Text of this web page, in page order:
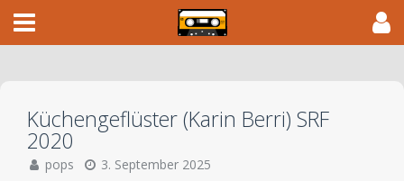
Küchengeflüster (Karin Berri) SRF
2020
pops 3. September 2025